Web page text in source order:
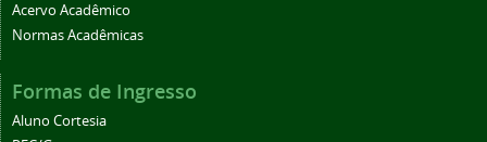
Acervo Acadêmico
Normas Acadêmicas
Formas de Ingresso
Aluno Cortesia